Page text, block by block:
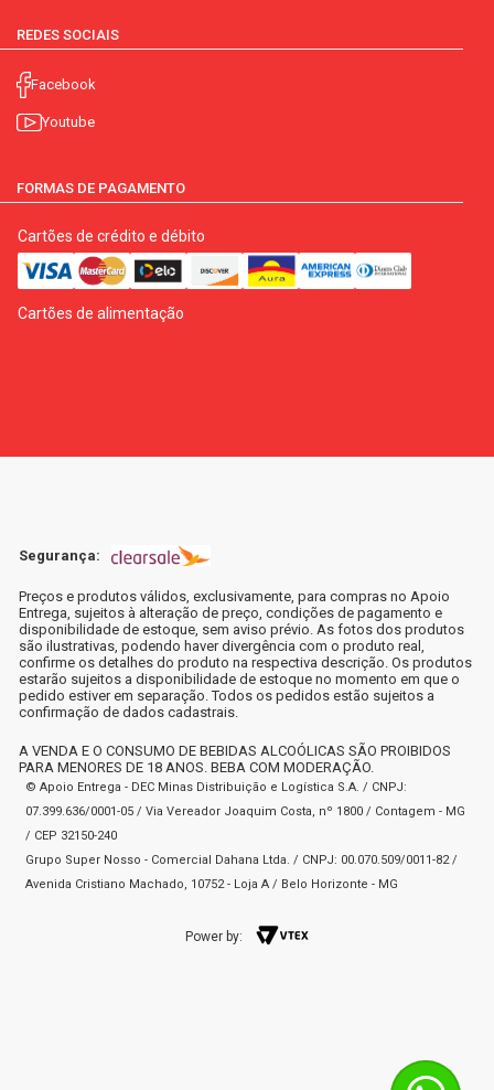
REDES SOCIAIS
Facebook
Youtube
FORMAS DE PAGAMENTO
Cartões de crédito e débito
Cartões de alimentação
Segurança:
Preços e produtos válidos, exclusivamente, para compras no Apoio
Entrega, sujeitos à alteração de preço, condições de pagamento e
disponibilidade de estoque, sem aviso prévio. As fotos dos produtos
são ilustrativas, podendo haver divergência com o produto real,
confirme os detalhes do produto na respectiva descrição. Os produtos
estarão sujeitos a disponibilidade de estoque no momento em que o
pedido estiver em separação. Todos os pedidos estão sujeitos a
confirmação de dados cadastrais.
A VENDA E O CONSUMO DE BEBIDAS ALCOÓLICAS SÃO PROIBIDOS
PARA MENORES DE 18 ANOS. BEBA COM MODERAÇÃO.
© Apoio Entrega - DEC Minas Distribuição e Logística S.A. / CNPJ:
07.399.636/0001-05 / Via Vereador Joaquim Costa, nº 1800 / Contagem - MG
/ CEP 32150-240
Grupo Super Nosso - Comercial Dahana Ltda. / CNPJ: 00.070.509/0011-82 /
Avenida Cristiano Machado, 10752 - Loja A / Belo Horizonte - MG
Power by: